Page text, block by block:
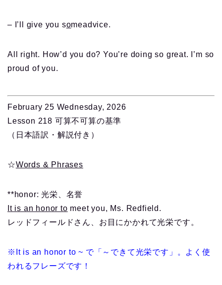
– I’ll give you someadvice.
All right. How’d you do? You’re doing so great. I’m so
proud of you.
February 25 Wednesday, 2026
Lesson 218 可算不可算の基準
（日本語訳・解説付き）
☆Words & Phrases
**honor: 光栄、名誉
It is an honor to meet you, Ms. Redfield.
レッドフィールドさん、お目にかかれて光栄です。
※It is an honor to ~ で「～できて光栄です」。よく使
われるフレーズです！